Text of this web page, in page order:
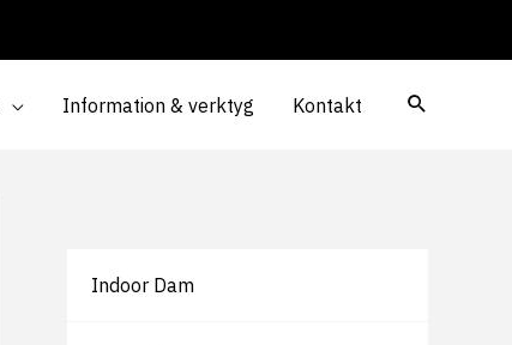
Information & verktyg Kontakt
Indoor Dam